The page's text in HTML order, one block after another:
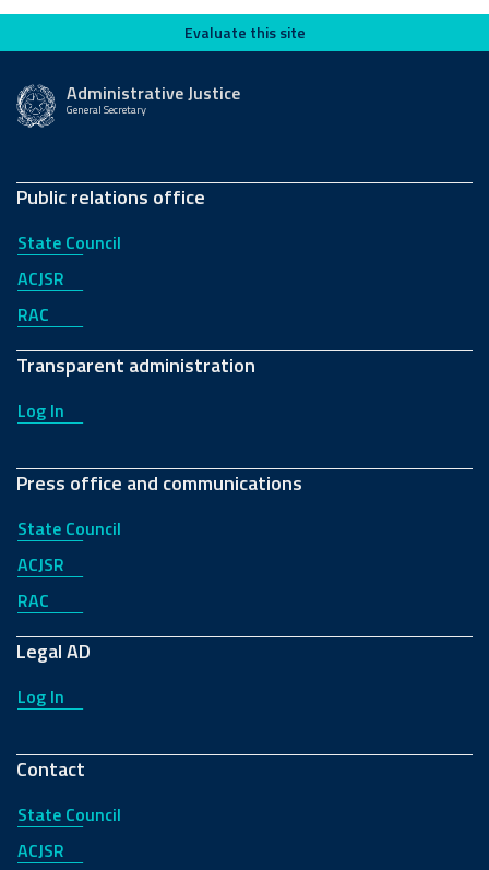
Evaluate this siteEvaluate this site
Administrative Justice
General Secretary
Public relations office
State Council
ACJSR
RAC
Transparent administration
Log In
Press office and communications
State Council
ACJSR
RAC
Legal AD
Log In
Contact
State Council
ACJSR